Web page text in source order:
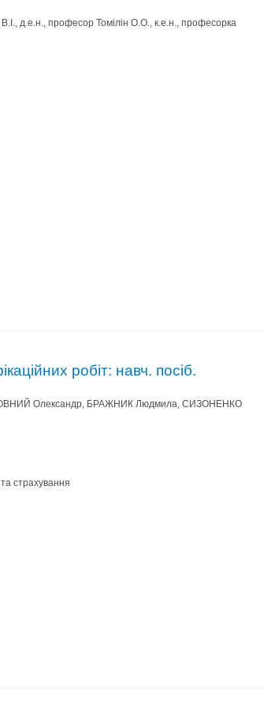
д.е.н., професор Томілін О.О., к.е.н., професорка
робіт: навч. посіб.
Олександр, БРАЖНИК Людмила, СИЗОНЕНКО
страхування